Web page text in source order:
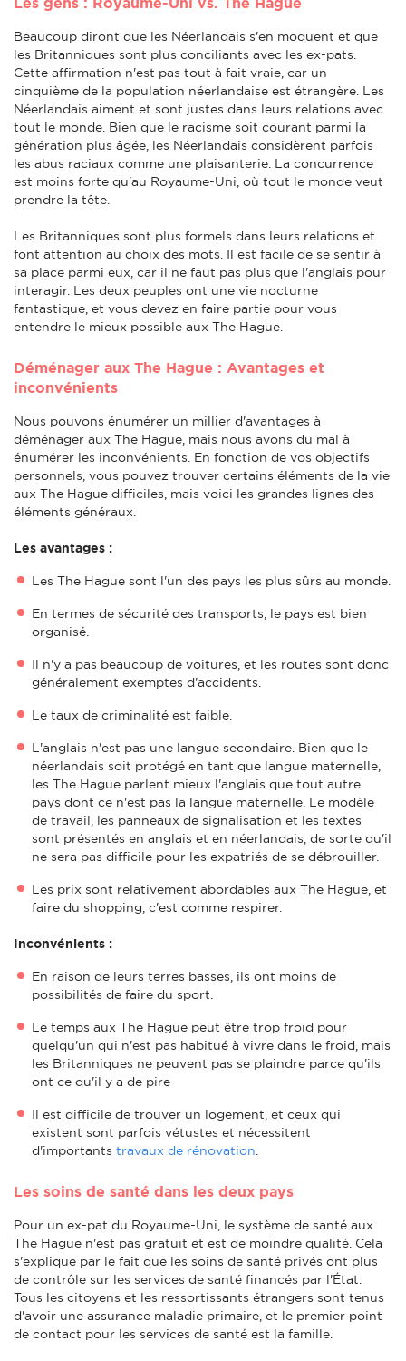
Beaucoup diront que les Néerlandais s'en moquent et que
les Britanniques sont plus conciliants avec les ex-pats.
Cette affirmation n'est pas tout à fait vraie, car un
cinquième de la population néerlandaise est étrangère. Les
Néerlandais aiment et sont justes dans leurs relations avec
tout le monde. Bien que le racisme soit courant parmi la
génération plus âgée, les Néerlandais considèrent parfois
les abus raciaux comme une plaisanterie. La concurrence
est moins forte qu'au Royaume-Uni, où tout le monde veut
prendre la tête.
Les Britanniques sont plus formels dans leurs relations et
font attention au choix des mots. Il est facile de se sentir à
sa place parmi eux, car il ne faut pas plus que l'anglais pour
interagir. Les deux peuples ont une vie nocturne
fantastique, et vous devez en faire partie pour vous
entendre le mieux possible aux The Hague.
Déménager aux The Hague : Avantages et
inconvénients
Nous pouvons énumérer un millier d'avantages à
déménager aux The Hague, mais nous avons du mal à
énumérer les inconvénients. En fonction de vos objectifs
personnels, vous pouvez trouver certains éléments de la vie
aux The Hague difficiles, mais voici les grandes lignes des
éléments généraux.
Les avantages :
Les The Hague sont l'un des pays les plus sûrs au monde.
En termes de sécurité des transports, le pays est bien
organisé.
Il n'y a pas beaucoup de voitures, et les routes sont donc
généralement exemptes d'accidents.
Le taux de criminalité est faible.
L'anglais n'est pas une langue secondaire. Bien que le
néerlandais soit protégé en tant que langue maternelle,
les The Hague parlent mieux l'anglais que tout autre
pays dont ce n'est pas la langue maternelle. Le modèle
de travail, les panneaux de signalisation et les textes
sont présentés en anglais et en néerlandais, de sorte qu'il
ne sera pas difficile pour les expatriés de se débrouiller.
Les prix sont relativement abordables aux The Hague, et
faire du shopping, c'est comme respirer.
Inconvénients :
En raison de leurs terres basses, ils ont moins de
possibilités de faire du sport.
Le temps aux The Hague peut être trop froid pour
quelqu'un qui n'est pas habitué à vivre dans le froid, mais
les Britanniques ne peuvent pas se plaindre parce qu'ils
ont ce qu'il y a de pire
Il est difficile de trouver un logement, et ceux qui
existent sont parfois vétustes et nécessitent
d'importants travaux de rénovation
Les soins de santé dans les deux pays
Pour un ex-pat du Royaume-Uni, le système de santé aux
The Hague n'est pas gratuit et est de moindre qualité. Cela
s'explique par le fait que les soins de santé privés ont plus
de contrôle sur les services de santé financés par l'État.
Tous les citoyens et les ressortissants étrangers sont tenus
d'avoir une assurance maladie primaire, et le premier point
de contact pour les services de santé est la famille.